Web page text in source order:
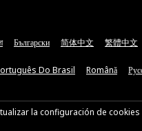
Български 简体中文 繁體中文
Do Brasil Română
la configuración de cookies